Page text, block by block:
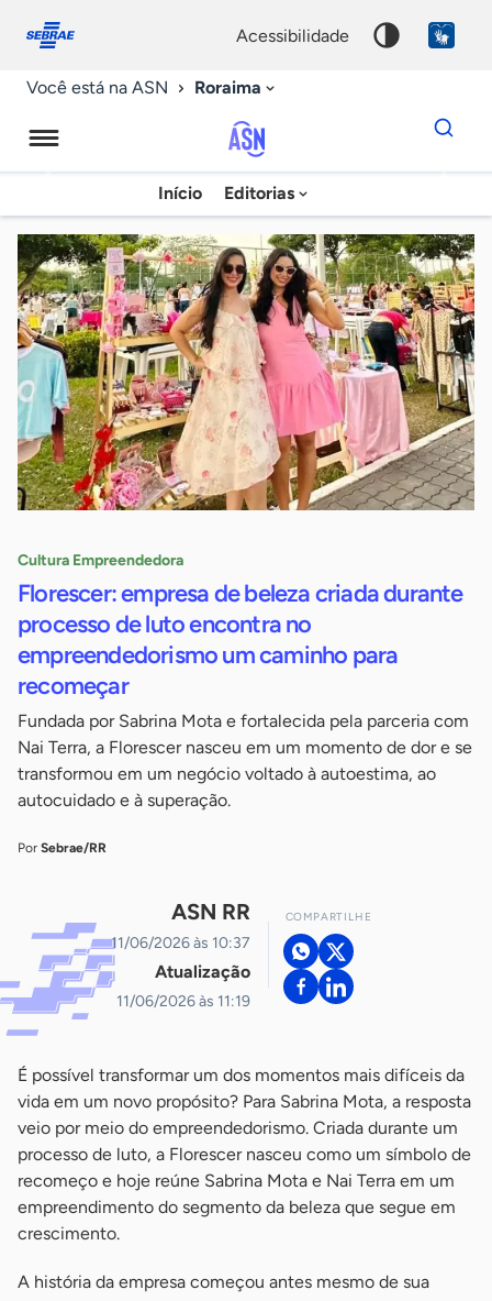
conosco
acessibilidade
Você está na ASN Roraima
Agência
Sebrae
de
Notícias
Início Editorias
Dados
para
chave
Cultura Empreendedora
Florescer: empresa de beleza criada durante
processo de luto encontra no
empreendedorismo um caminho para
recomeçar
Fundada por Sabrina Mota e fortalecida pela parceria com
Nai Terra, a Florescer nasceu em um momento de dor e se
transformou em um negócio voltado à autoestima, ao
autocuidado e à superação.
Por Sebrae/RR
ASN RR
11/06/2026 às 10:37
Atualização
11/06/2026 às 11:19
COMPARTILHE
É possível transformar um dos momentos mais difíceis da
vida em um novo propósito? Para Sabrina Mota, a resposta
veio por meio do empreendedorismo. Criada durante um
processo de luto, a Florescer nasceu como um símbolo de
recomeço e hoje reúne Sabrina Mota e Nai Terra em um
empreendimento do segmento da beleza que segue em
crescimento.
A história da empresa começou antes mesmo de sua